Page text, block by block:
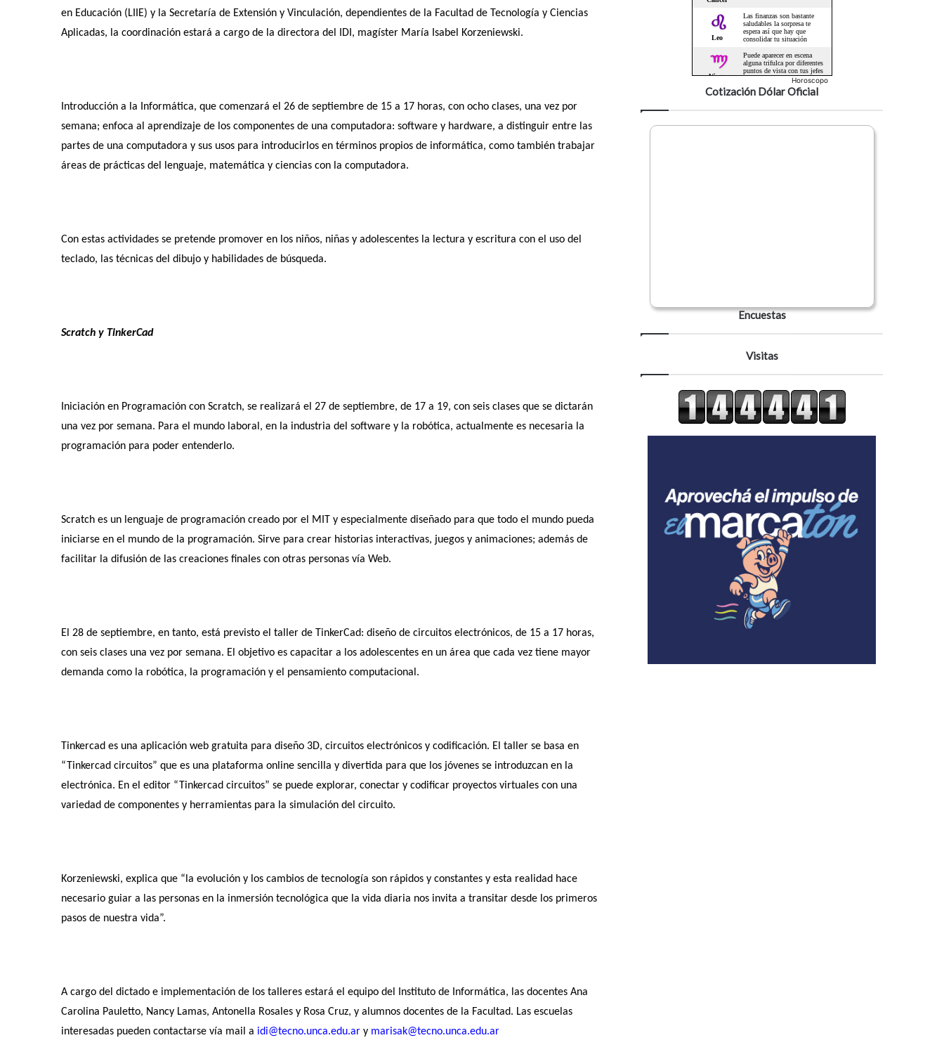
en Educación (LIIE) y la Secretaría de Extensión y Vinculación, dependientes de la Facultad de Tecnología y Ciencias
Aplicadas, la coordinación estará a cargo de la directora del IDI, magíster María Isabel Korzeniewski.
Introducción a la Informática, que comenzará el 26 de septiembre de 15 a 17 horas, con ocho clases, una vez por
semana; enfoca al aprendizaje de los componentes de una computadora: software y hardware, a distinguir entre las
partes de una computadora y sus usos para introducirlos en términos propios de informática, como también trabajar
áreas de prácticas del lenguaje, matemática y ciencias con la computadora.
Con estas actividades se pretende promover en los niños, niñas y adolescentes la lectura y escritura con el uso del
teclado, las técnicas del dibujo y habilidades de búsqueda.
Scratch y TinkerCad
Iniciación en Programación con Scratch, se realizará el 27 de septiembre, de 17 a 19, con seis clases que se dictarán
una vez por semana. Para el mundo laboral, en la industria del software y la robótica, actualmente es necesaria la
programación para poder entenderlo.
Scratch es un lenguaje de programación creado por el MIT y especialmente diseñado para que todo el mundo pueda
iniciarse en el mundo de la programación. Sirve para crear historias interactivas, juegos y animaciones; además de
facilitar la difusión de las creaciones finales con otras personas vía Web.
El 28 de septiembre, en tanto, está previsto el taller de TinkerCad: diseño de circuitos electrónicos, de 15 a 17 horas,
con seis clases una vez por semana. El objetivo es capacitar a los adolescentes en un área que cada vez tiene mayor
demanda como la robótica, la programación y el pensamiento computacional.
Tinkercad es una aplicación web gratuita para diseño 3D, circuitos electrónicos y codificación. El taller se basa en
“Tinkercad circuitos” que es una plataforma online sencilla y divertida para que los jóvenes se introduzcan en la
electrónica. En el editor “Tinkercad circuitos” se puede explorar, conectar y codificar proyectos virtuales con una
variedad de componentes y herramientas para la simulación del circuito.
Korzeniewski, explica que “la evolución y los cambios de tecnología son rápidos y constantes y esta realidad hace
necesario guiar a las personas en la inmersión tecnológica que la vida diaria nos invita a transitar desde los primeros
pasos de nuestra vida”.
A cargo del dictado e implementación de los talleres estará el equipo del Instituto de Informática, las docentes Ana
Carolina Pauletto, Nancy Lamas, Antonella Rosales y Rosa Cruz, y alumnos docentes de la Facultad. Las escuelas
interesadas pueden contactarse vía mail a idi@tecno.unca.edu.ar y marisak@tecno.unca.edu.ar
Horoscopo
Cotización Dólar Oficial
Encuestas
Visitas